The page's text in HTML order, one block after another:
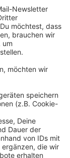
jung und alt
in